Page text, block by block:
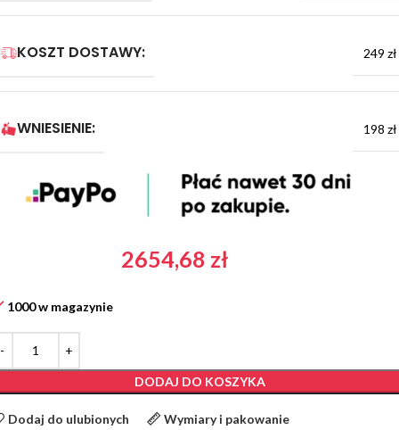
KOSZT DOSTAWY: 249 zł
WNIESIENIE: 198 zł
2654,68 zł
1000 w magazynie
DODAJ DO KOSZYKA
Dodaj do ulubionych Wymiary i pakowanie